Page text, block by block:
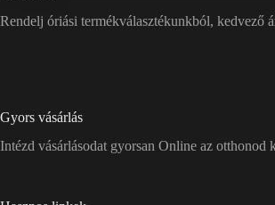
Rendelj óriási termékválasztékunkból, kedvező
Gyors vásárlás
Intézd vásárlásodat gyorsan Online az otthonod